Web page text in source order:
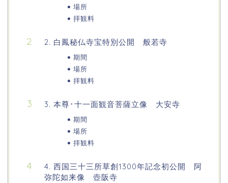
場所
拝観料
2. 白鳳秘仏寺宝特別公開 般若寺
期間
場所
拝観料
3. 本尊･十一面観音菩薩立像 大安寺
期間
場所
拝観料
4. 西国三十三所草創1300年記念初公開 阿
弥陀如来像 壺阪寺